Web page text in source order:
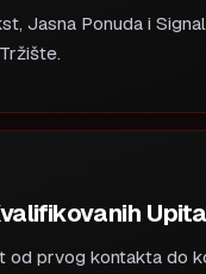
Jasna Ponuda i
Upita
od prvog kontakta do